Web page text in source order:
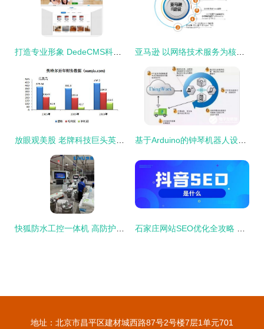
地址：北京市昌平区建材城西路87号2号楼7层1单元701